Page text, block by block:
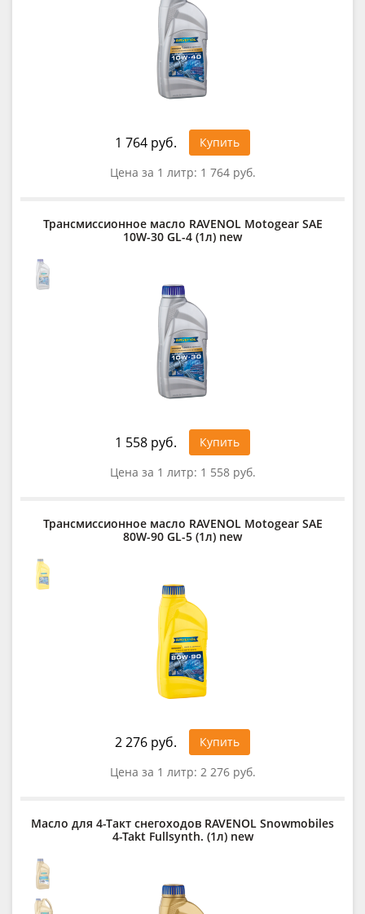
1 764 руб.
Купить
Цена за 1 литр: 1 764 руб.
Трансмиссионное масло RAVENOL Motogear SAE
10W-30 GL-4 (1л) new
1 558 руб.
Купить
Цена за 1 литр: 1 558 руб.
Трансмиссионное масло RAVENOL Motogear SAE
80W-90 GL-5 (1л) new
2 276 руб.
Купить
Цена за 1 литр: 2 276 руб.
Масло для 4-Такт снегоходов RAVENOL Snowmobiles
4-Takt Fullsynth. (1л) new